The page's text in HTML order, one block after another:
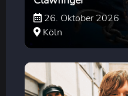
26. Oktober 2026
Köln